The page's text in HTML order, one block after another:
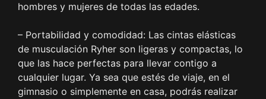
hombres y mujeres de todas las edades.
– Portabilidad y comodidad: Las cintas elásticas
de musculación Ryher son ligeras y compactas, lo
que las hace perfectas para llevar contigo a
cualquier lugar. Ya sea que estés de viaje, en el
gimnasio o simplemente en casa, podrás realizar